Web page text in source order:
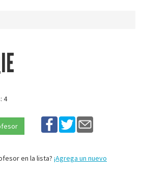
4
en la lista? ¡Agrega un nuevo